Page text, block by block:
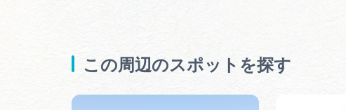
この周辺のスポットを探す